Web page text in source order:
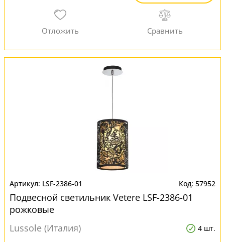
LSF-2386-01 57952
Подвесной светильник Vetere LSF-2386-01
рожковые
Lussole (Италия)
4 шт.